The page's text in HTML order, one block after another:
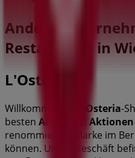
Andere
Restaurants in
L'Osteria
Willkommen im L'Osteria-
besten Angebote Aktionen
renommierten Marke im
können. Unser Geschäft